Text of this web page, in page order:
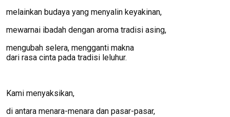
melainkan budaya yang menyalin keyakinan,
mewarnai ibadah dengan aroma tradisi asing,
mengubah selera, mengganti makna
dari rasa cinta pada tradisi leluhur.
Kami menyaksikan,
di antara menara-menara dan pasar-pasar,